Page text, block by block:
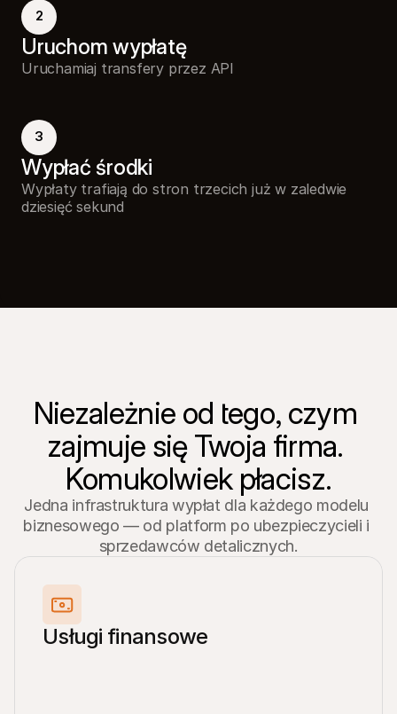
2
Uruchom wypłatę
Uruchamiaj transfery przez API
3
Wypłać środki
Wypłaty trafiają do stron trzecich już w zaledwie
dziesięć sekund
Niezależnie od tego, czym
zajmuje się Twoja firma.
Komukolwiek płacisz.
Jedna infrastruktura wypłat dla każdego modelu
biznesowego — od platform po ubezpieczycieli i
sprzedawców detalicznych.
Usługi finansowe